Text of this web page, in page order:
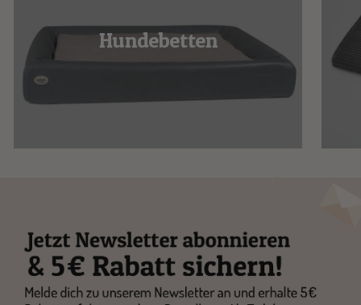
Hundebetten